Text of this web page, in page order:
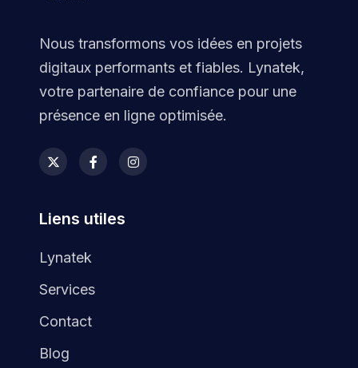
Nous transformons vos idées en projets
digitaux performants et fiables. Lynatek,
votre partenaire de confiance pour une
présence en ligne optimisée.
Liens utiles
Lynatek
Services
Contact
Blog